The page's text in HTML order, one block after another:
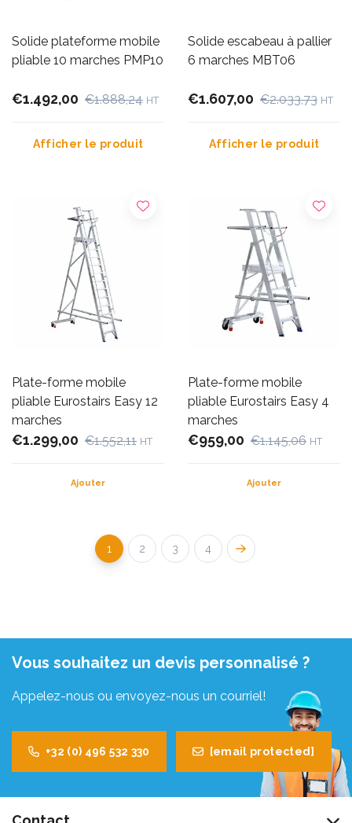
Solide plateforme mobile
pliable 10 marches PMP10
€1.492,00 €1.888,24 HT
Afficher le produit
Solide escabeau à pallier
6 marches MBT06
€1.607,00 €2.033,73 HT
Afficher le produit
Plate-forme mobile
pliable Eurostairs Easy 12
marches
€1.299,00 €1.552,11 HT
Ajouter
Plate-forme mobile
pliable Eurostairs Easy 4
marches
€959,00 €1.145,06 HT
Ajouter
1 2 3 4
Vous souhaitez un devis personnalisé ?
Appelez-nous ou envoyez-nous un courriel!
+32 (0) 496 532 330 [email protected]